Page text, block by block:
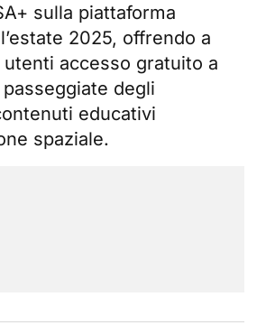
sulla piattaforma
2025, offrendo a
accesso gratuito a
degli
educativi
spaziale.